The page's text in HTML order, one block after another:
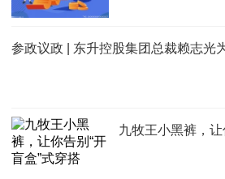
参政议政 | 东升控股集团总裁赖志光
九牧王小黑裤，让